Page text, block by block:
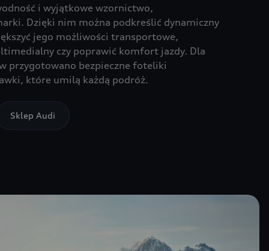
i wyjątkowe wzornictwo,
Dzięki nim można podkreślić dynamiczny
jego możliwości transportowe,
czy poprawić komfort jazdy. Dla
przygotowano bezpieczne foteliki
które umilą każdą podróż.
Sklep Audi